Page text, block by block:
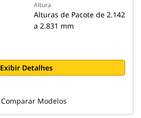
Altura
Alturas de Pacote de 2.142
a 2.831 mm
Exibir Detalhes
Comparar Modelos